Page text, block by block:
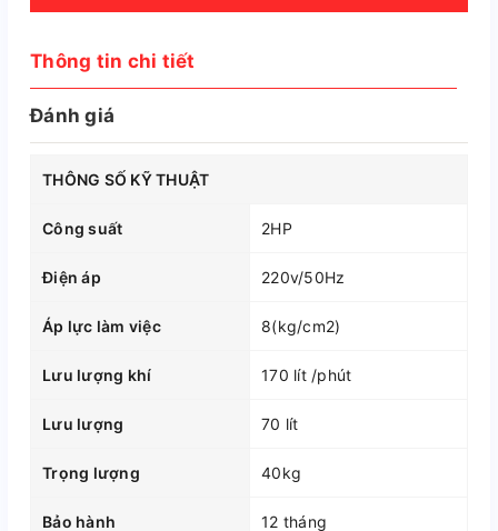
Thông tin chi tiết
Đánh giá
THÔNG SỐ KỸ THUẬT
Công suất 2HP
Điện áp 220v/50Hz
Áp lực làm việc 8(kg/cm2)
Lưu lượng khí 170 lít /phút
Lưu lượng 70 lít
Trọng lượng 40kg
Bảo hành 12 tháng